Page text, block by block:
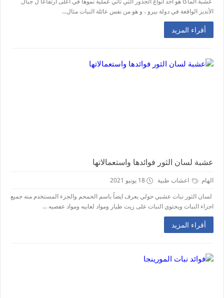
الأنديز الواقعة في دولة بيرو ، و هو من نفس عائلة النبات مثال...
أقراء المزيد
عشبة لسان الثور فوائدها واستعمالاتها
الهام اعشاب طبية
18 يونيو 2021
لسان الثور نبات عشبي حولي يعرف ايضاً باسم الحمحم والجزء المستخدم منه جميع
اجزاء النبات ويحتوي النبات على زيت طيار ومواد لعابيه ومواد عفصيه ...
أقراء المزيد